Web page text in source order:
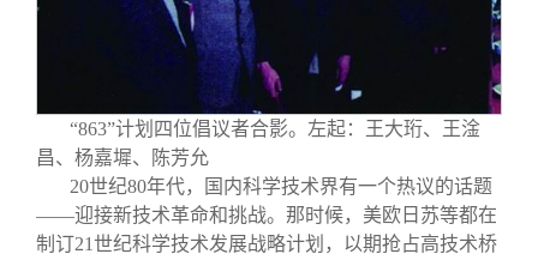
校友服务
终身学习
信息化服务
三创大赛
校友总会
总会简介
会长致辞
关闭
“863”计划四位倡议者合影。左起：王大珩、王淦
昌、杨嘉墀、陈芳允
20世纪80年代，国内科学技术界有一个热议的话题
——迎接新技术革命和挑战。那时候，美欧日苏等都在
制订21世纪科学技术发展战略计划，以期抢占高技术桥